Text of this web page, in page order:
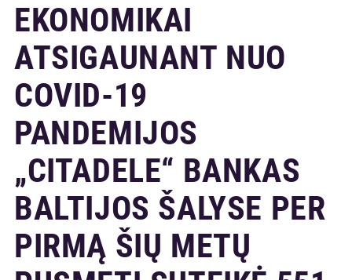
EKONOMIKAI
ATSIGAUNANT NUO
COVID-19
PANDEMIJOS
„CITADELE“ BANKAS
BALTIJOS ŠALYSE PER
PIRMĄ ŠIŲ METŲ